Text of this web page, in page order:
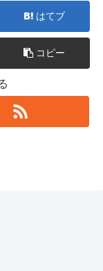
はてブ
コピー